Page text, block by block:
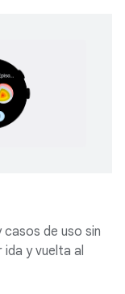
de uso sin
y vuelta al